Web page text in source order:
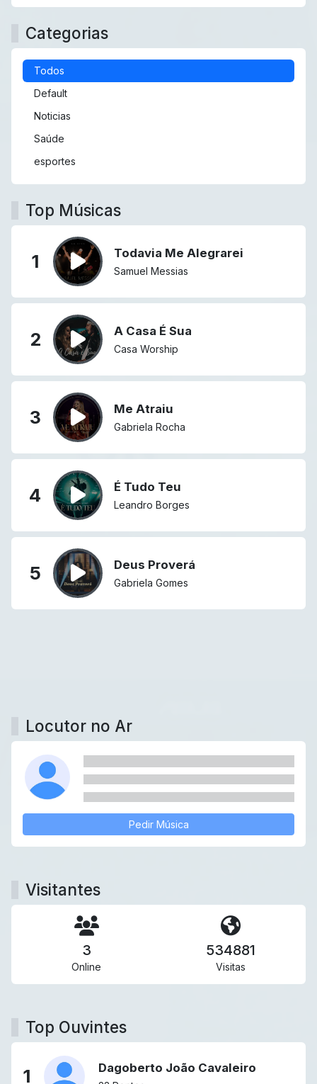
Categorias
Todos
Default
Noticias
Saúde
esportes
Top Músicas
1 Todavia Me Alegrarei
Samuel Messias
2 A Casa É Sua
Casa Worship
3 Me Atraiu
Gabriela Rocha
4 É Tudo Teu
Leandro Borges
5 Deus Proverá
Gabriela Gomes
Locutor no Ar
Pedir Música
Visitantes
3
Online
534881
Visitas
Top Ouvintes
1 Dagoberto João Cavaleiro